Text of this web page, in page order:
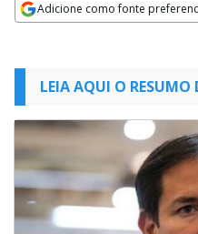
Adicione como fonte
LEIA AQUI O